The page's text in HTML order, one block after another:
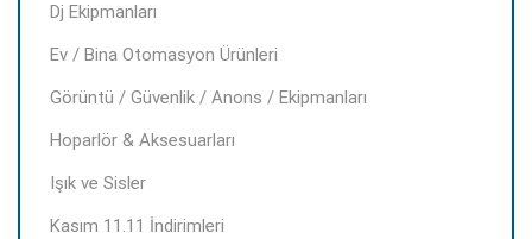
Dj Ekipmanları
Ev / Bina Otomasyon Ürünleri
Görüntü / Güvenlik / Anons / Ekipmanları
Hoparlör & Aksesuarları
Işık ve Sisler
Kasım 11.11 İndirimleri